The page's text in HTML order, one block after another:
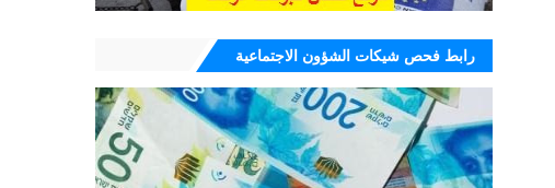
رابط فحص شيكات الشؤون الاجتماعية